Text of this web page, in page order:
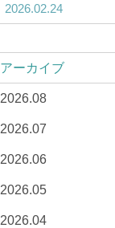
2026.02.24
アーカイブ
2026.08
2026.07
2026.06
2026.05
2026.04